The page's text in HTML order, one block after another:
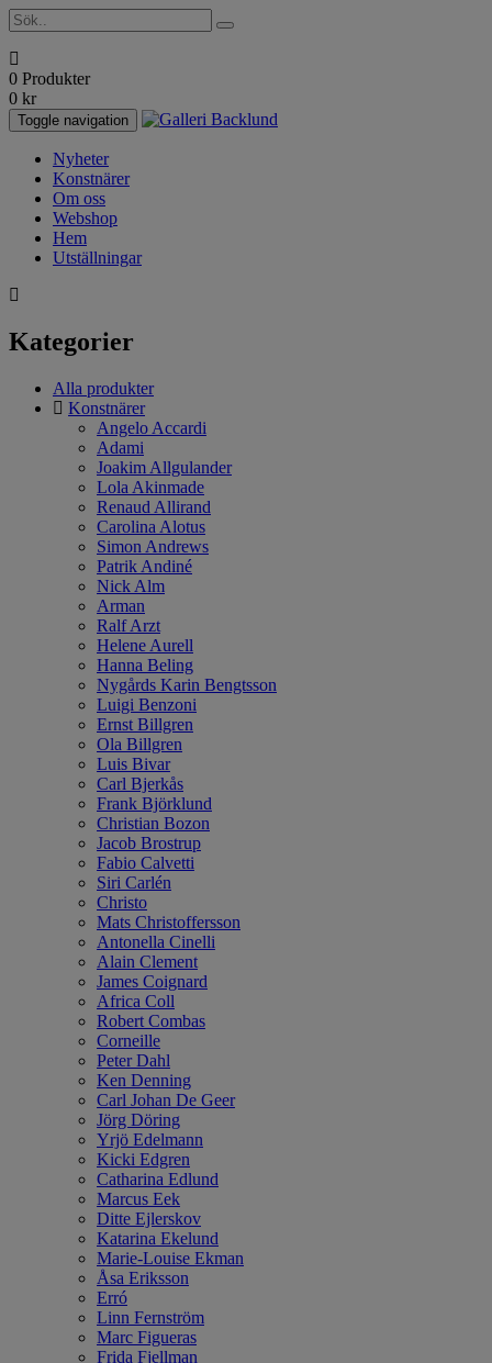
0 Produkter
0 kr
Toggle navigation
Nyheter
Konstnärer
Om oss
Webshop
Hem
Utställningar
Kategorier
Alla produkter
Konstnärer
Angelo Accardi
Adami
Joakim Allgulander
Lola Akinmade
Renaud Allirand
Carolina Alotus
Simon Andrews
Patrik Andiné
Nick Alm
Arman
Ralf Arzt
Helene Aurell
Hanna Beling
Nygårds Karin Bengtsson
Luigi Benzoni
Ernst Billgren
Ola Billgren
Luis Bivar
Carl Bjerkås
Frank Björklund
Christian Bozon
Jacob Brostrup
Fabio Calvetti
Siri Carlén
Christo
Mats Christoffersson
Antonella Cinelli
Alain Clement
James Coignard
Africa Coll
Robert Combas
Corneille
Peter Dahl
Ken Denning
Carl Johan De Geer
Jörg Döring
Yrjö Edelmann
Kicki Edgren
Catharina Edlund
Marcus Eek
Ditte Ejlerskov
Katarina Ekelund
Marie-Louise Ekman
Åsa Eriksson
Erró
Linn Fernström
Marc Figueras
Frida Fjellman